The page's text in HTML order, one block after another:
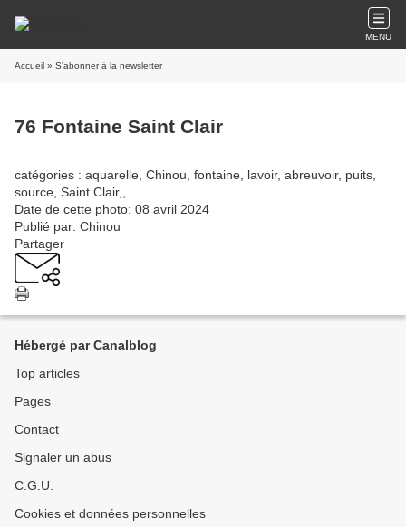
MENU
Accueil » S'abonner à la newsletter
76 Fontaine Saint Clair
catégories : aquarelle, Chinou, fontaine, lavoir, abreuvoir, puits,
source, Saint Clair,,
Date de cette photo: 08 avril 2024
Publié par: Chinou
Partager
Hébergé par Canalblog
Top articles
Pages
Contact
Signaler un abus
C.G.U.
Cookies et données personnelles